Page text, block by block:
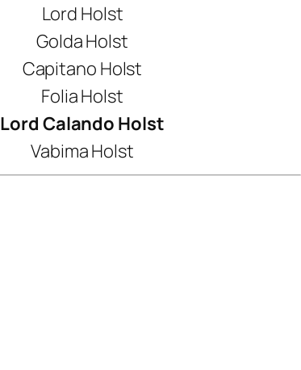
Lord Holst
Golda Holst
Capitano Holst
Folia Holst
Lord Calando Holst
Vabima Holst